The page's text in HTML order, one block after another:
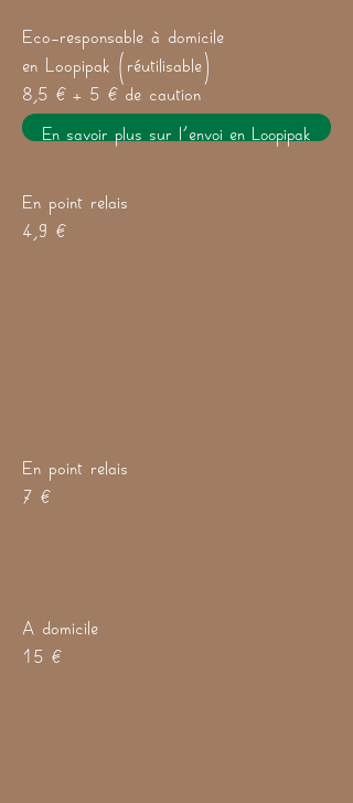
Eco-responsable à domicile
en Loopipak (réutilisable)
8,5 € + 5 € de caution
En savoir plus sur l'envoi en Loopipak
En point relais
4,9 €
En point relais
7 €
A domicile
15 €